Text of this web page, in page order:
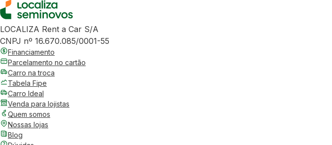
LOCALIZA Rent a Car S/A
CNPJ nº 16.670.085/0001-55
Financiamento
Parcelamento no cartão
Carro na troca
Tabela Fipe
Carro Ideal
Venda para lojistas
Quem somos
Nossas lojas
Blog